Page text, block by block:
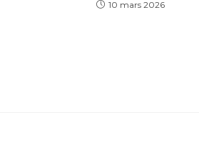
10 mars 2026